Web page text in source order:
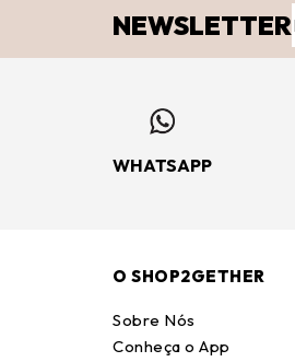
NEWSLETTER
WHATSAPP
O SHOP2GETHER
Sobre Nós
Conheça o App